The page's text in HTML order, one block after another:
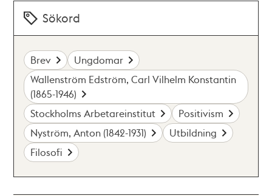
Sökord
Brev
Ungdomar
Wallenström Edström, Carl Vilhelm Konstantin
(1865-1946)
Stockholms Arbetareinstitut
Positivism
Nyström, Anton (1842-1931)
Utbildning
Filosofi